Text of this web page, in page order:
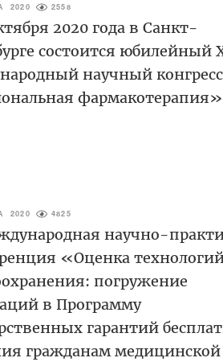
2020 2558
2020 года в Санкт-
состоится юбилейный
научный конгресс
фармакотерапия»
2020 4825
научно-
«Оценка
погружение
в Программу
гарантий
гражданам медицинской